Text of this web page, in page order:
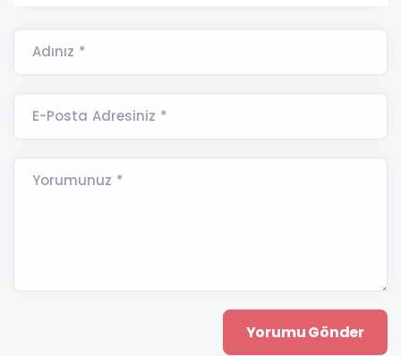
Adınız *
E-Posta Adresiniz *
Yorumunuz *